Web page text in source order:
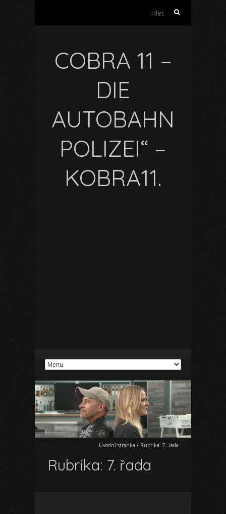
Vyhledávání
COBRA 11 –
DIE
AUTOBAHN
POLIZEI“ –
KOBRA11.
Úvodní stránka / Rubrika: 7. řada
Rubrika: 7. řada